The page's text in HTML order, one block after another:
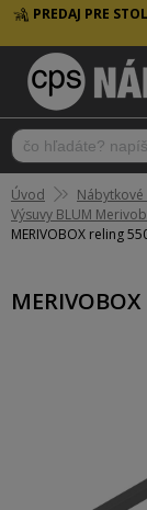
PREDAJ PRE
Úvod Nábytkové
Výsuvy BLUM
MERIVOBOX reling